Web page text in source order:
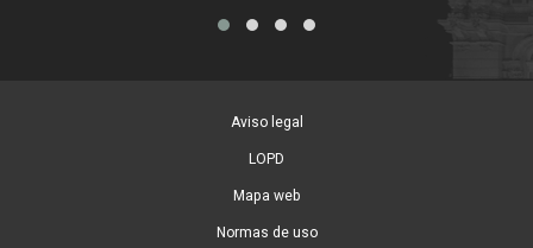
Aviso legal
LOPD
Mapa web
Normas de uso